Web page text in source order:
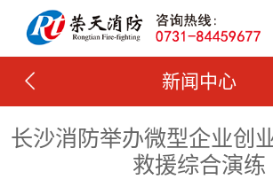
新闻中心
长沙消防举办微型企业创
救援综合演练